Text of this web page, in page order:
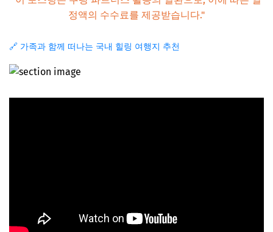
정액의 수수료를 제공받습니다."
🔗 가족과 함께 떠나는 국내 힐링 여행지 추천